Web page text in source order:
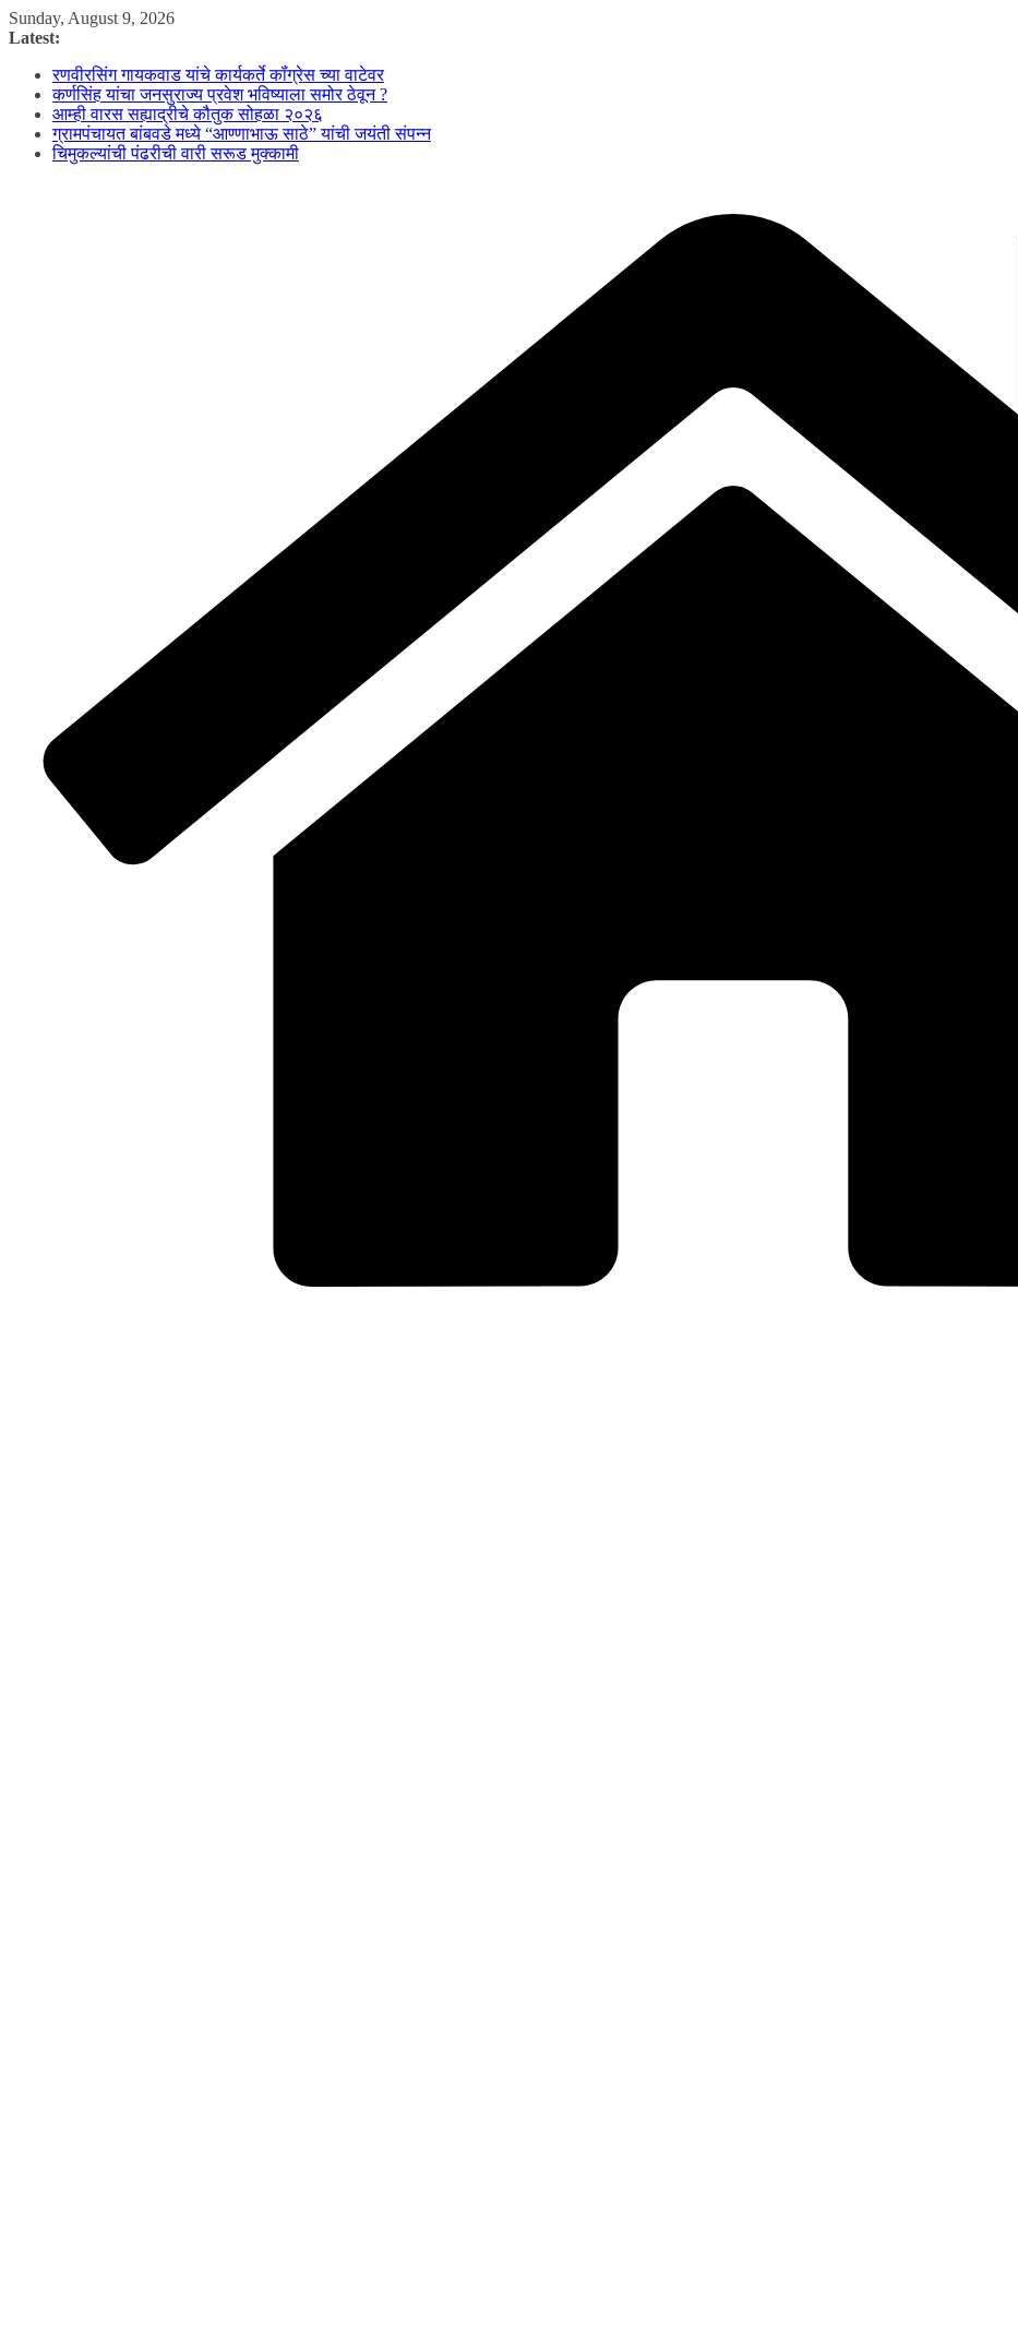
Skip
to
Sunday, August 9, 2026
Latest:
रणवीरसिंग गायकवाड यांचे कार्यकर्ते कॉंग्रेस च्या वाटेवर
कर्णसिंह यांचा जनसुराज्य प्रवेश भविष्याला समोर ठेवून ?
आम्ही वारस सह्याद्रीचे कौतुक सोहळा २०२६
ग्रामपंचायत बांबवडे मध्ये “आण्णाभाऊ साठे” यांची जयंती संपन्न
चिमुकल्यांची पंढरीची वारी सरूड मुक्कामी